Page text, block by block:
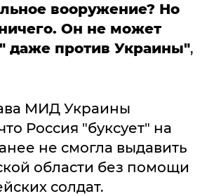
вооружение? Но
Он не может
даже против Украины",
МИД Украины
Россия "буксует" на
не смогла выдавить
области без помощи
солдат.